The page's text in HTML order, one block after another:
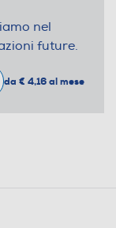
nel
future.
da € 4,16 al mese